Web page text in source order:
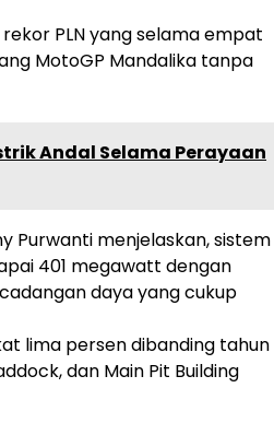
PLN yang selama empat
MotoGP Mandalika tanpa
Andal Selama Perayaan
Purwanti menjelaskan, sistem
401 megawatt dengan
daya yang cukup
lima persen dibanding tahun
dan Main Pit Building